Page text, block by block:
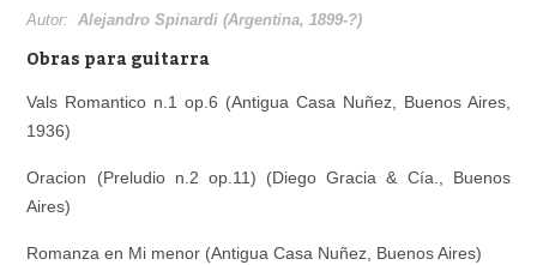
Biblioteca Diccionario
Área personal
Autor:Alejandro Spinardi (Argentina, 1899-?)
Obras para guitarra
Vals Romantico n.1 op.6 (Antigua Casa Nuñez, Buenos Aires,
1936)
Oracion (Preludio n.2 op.11) (Diego Gracia & Cía., Buenos
Aires)
Romanza en Mi menor (Antigua Casa Nuñez, Buenos Aires)